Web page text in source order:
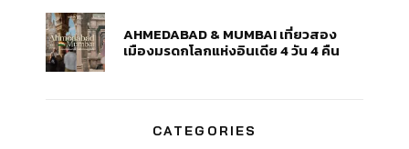
AHMEDABAD & MUMBAI เที่ยวสอง
เมืองมรดกโลกแห่งอินเดีย 4 วัน 4 คืน
CATEGORIES